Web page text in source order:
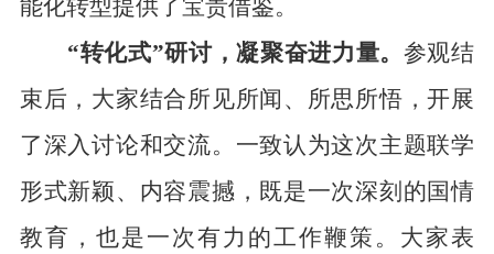
能化转型提供了宝贵借鉴。
“转化式”研讨，凝聚奋进力量。 参观结
束后， 大家结合所见所闻、所思所悟，开展
了深入讨论和交流。一致认为这次主题联学
形式新颖、内容震撼 ，既是一次深刻的国情
教育，也是一次有力的工作鞭策。大家表